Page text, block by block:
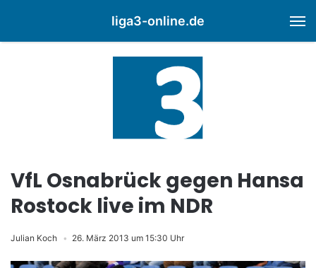
liga3-online.de
VfL Osnabrück gegen Hansa
Rostock live im NDR
Julian Koch 26. März 2013 um 15:30 Uhr